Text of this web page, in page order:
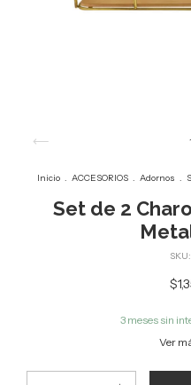
Inicio . ACCESORIOS . Adornos .
Set de 2
SKU:
3 meses sin
Ver